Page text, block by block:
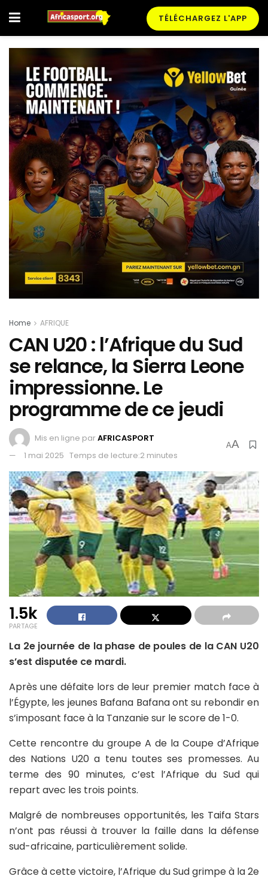
TÉLÉCHARGEZ L'APP
Home AFRIQUE
CAN U20 : l’Afrique du Sud
se relance, la Sierra Leone
impressionne. Le
programme de ce jeudi
Mis en ligne parAFRICASPORT
1 mai 2025 Temps de lecture:2 minutes
AA
1.5k
PARTAGE
La 2e journée de la phase de poules de la CAN U20
s’est disputée ce mardi.
Après une défaite lors de leur premier match face à
l’Égypte, les jeunes Bafana Bafana ont su rebondir en
s’imposant face à la Tanzanie sur le score de 1-0.
Cette rencontre du groupe A de la Coupe d’Afrique
des Nations U20 a tenu toutes ses promesses. Au
terme des 90 minutes, c’est l’Afrique du Sud qui
repart avec les trois points.
Malgré de nombreuses opportunités, les Taifa Stars
n’ont pas réussi à trouver la faille dans la défense
sud-africaine, particulièrement solide.
Grâce à cette victoire, l’Afrique du Sud grimpe à la 2e